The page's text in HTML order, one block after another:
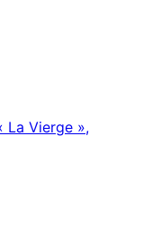
La Vierge »,